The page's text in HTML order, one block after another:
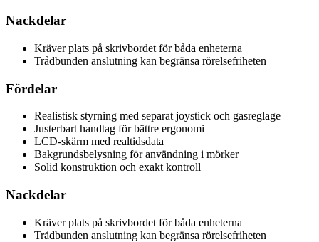
Nackdelar
Kräver plats på skrivbordet för båda enheterna
Trådbunden anslutning kan begränsa rörelsefriheten
Fördelar
Realistisk styrning med separat joystick och gasreglage
Justerbart handtag för bättre ergonomi
LCD-skärm med realtidsdata
Bakgrundsbelysning för användning i mörker
Solid konstruktion och exakt kontroll
Nackdelar
Kräver plats på skrivbordet för båda enheterna
Trådbunden anslutning kan begränsa rörelsefriheten